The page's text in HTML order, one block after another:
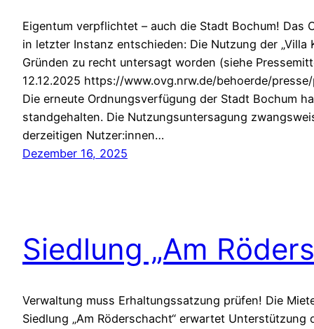
Eigentum verpflichtet – auch die Stadt Bochum! Das
in letzter Instanz entschieden: Die Nutzung der
Gründen zu recht untersagt worden (siehe
12.12.2025 https://www.ovg.nrw.de/behoerde/
Die erneute Ordnungsverfügung der Stadt Bochum
standgehalten. Die Nutzungsuntersagung
derzeitigen Nutzer:innen…
Dezember 16, 2025
Siedlung „Am
Verwaltung muss Erhaltungssatzung prüfen! Die
Siedlung „Am Röderschacht“ erwartet